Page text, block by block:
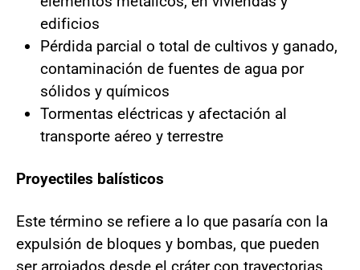
edificios
Pérdida parcial o total de cultivos y ganado,
contaminación de fuentes de agua por
sólidos y químicos
Tormentas eléctricas y afectación al
transporte aéreo y terrestre
Proyectiles balísticos
Este término se refiere a lo que pasaría con la
expulsión de bloques y bombas, que pueden